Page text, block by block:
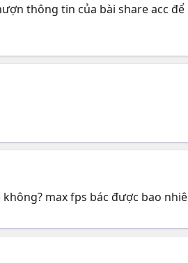
thông tin của bài share acc
max fps bác được bao